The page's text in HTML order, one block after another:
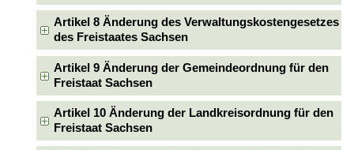
Artikel 8 Änderung des Verwaltungskostengesetzes
des Freistaates Sachsen
Artikel 9 Änderung der Gemeindeordnung für den
Freistaat Sachsen
Artikel 10 Änderung der Landkreisordnung für den
Freistaat Sachsen